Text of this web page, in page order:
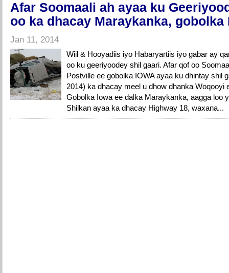
Afar Soomaali ah ayaa ku
oo ka dhacay Maraykanka, gobolka
Jan 11, 2014
Wiil & Hooyadiis iyo Habaryartiis iyo gabar ay
oo ku geeriyoodey shil gaari. Afar qof oo
Postville ee gobolka IOWA ayaa ku dhintay shil
2014) ka dhacay meel u dhow dhanka Woqooyi
Gobolka Iowa ee dalka Maraykanka, aagga loo
Shilkan ayaa ka dhacay Highway 18, waxana...